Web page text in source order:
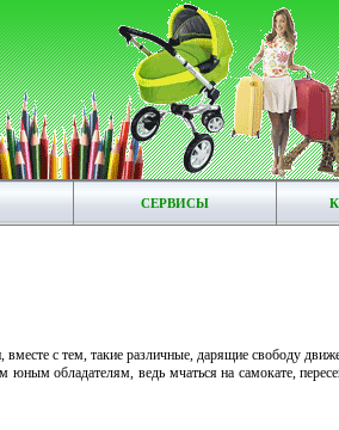
СЕРВИСЫ
с тем, такие различные, дарящие свободу
обладателям, ведь мчаться на самокате,